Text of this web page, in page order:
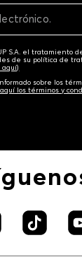
S.A. el tratamiento
de su política de
aquí)
sobre los
los términos y